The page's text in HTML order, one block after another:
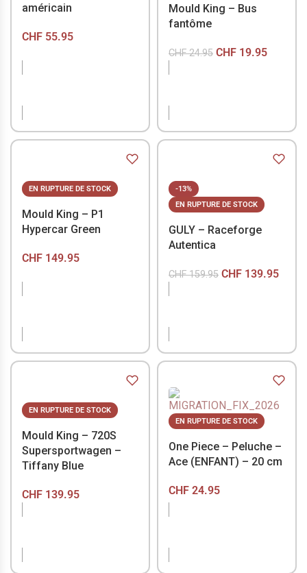
américain
CHF 55.95
Mould King – Bus
fantôme
CHF24.95 CHF19.95
EN RUPTURE DE STOCK
Mould King – P1
Hypercar Green
CHF 149.95
-13%
EN RUPTURE DE STOCK
GULY – Raceforge
Autentica
CHF159.95 CHF139.95
EN RUPTURE DE STOCK
Mould King – 720S
Supersportwagen –
Tiffany Blue
CHF 139.95
EN RUPTURE DE STOCK
One Piece – Peluche –
Ace (ENFANT) – 20 cm
CHF24.95